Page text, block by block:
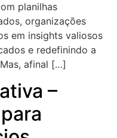
planilhas
organizações
em insights valiosos
e redefinindo a
afinal […]
–